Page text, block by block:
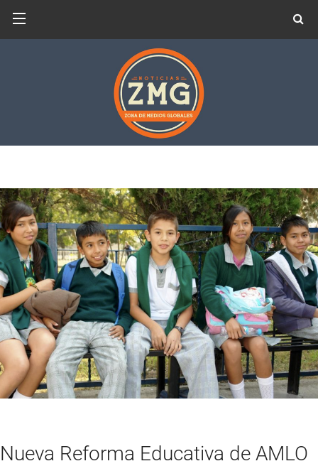
Nueva Reforma Educativa de AMLO